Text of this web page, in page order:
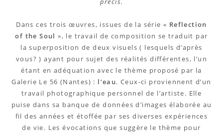
Dans ces trois œuvres, issues de la série « Reflection
of the Soul», le travail de composition se traduit par
la superposition de deux visuels ( lesquels d’après
vous? ) ayant pour sujet des réalités différentes, l’un
étant en adéquation avec le thème proposé par la
Galerie Le 56 (Nantes) : l’eau. Ceux-ci proviennent d’un
travail photographique personnel de l’artiste. Elle
puise dans sa banque de données d’images élaborée au
fil des années et étoffée par ses diverses expériences
de vie. Les évocations que suggère le thème pour